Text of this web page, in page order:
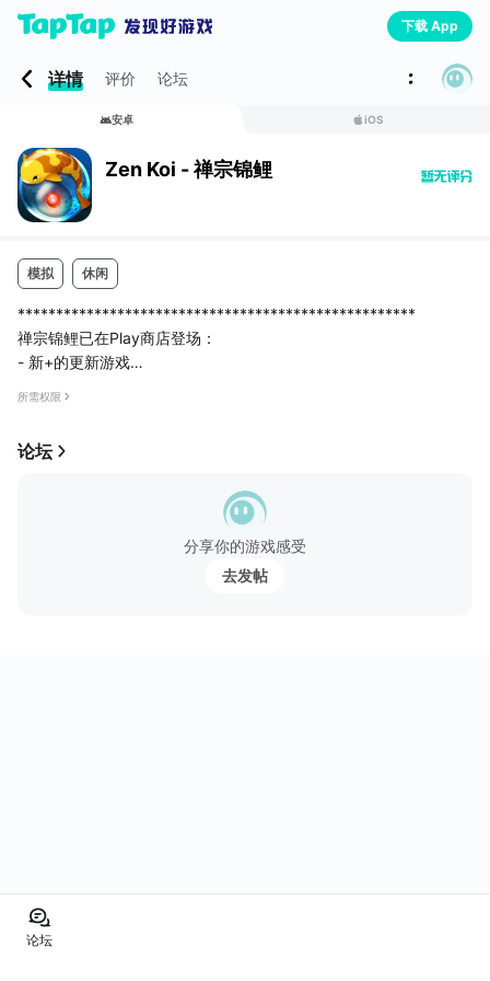
下载 App
详情 评价 论坛
安卓 iOS
Zen Koi - 禅宗锦鲤
模拟 休闲
****************************************************
禅宗锦鲤已在Play商店登场：
- 新+的更新游戏
集五颜六色的锦鲤，体验“归隐池塘， 参禅悟道”的境界。禅宗锦鲤
所需权限
论坛
分享你的游戏感受
去发帖
论坛